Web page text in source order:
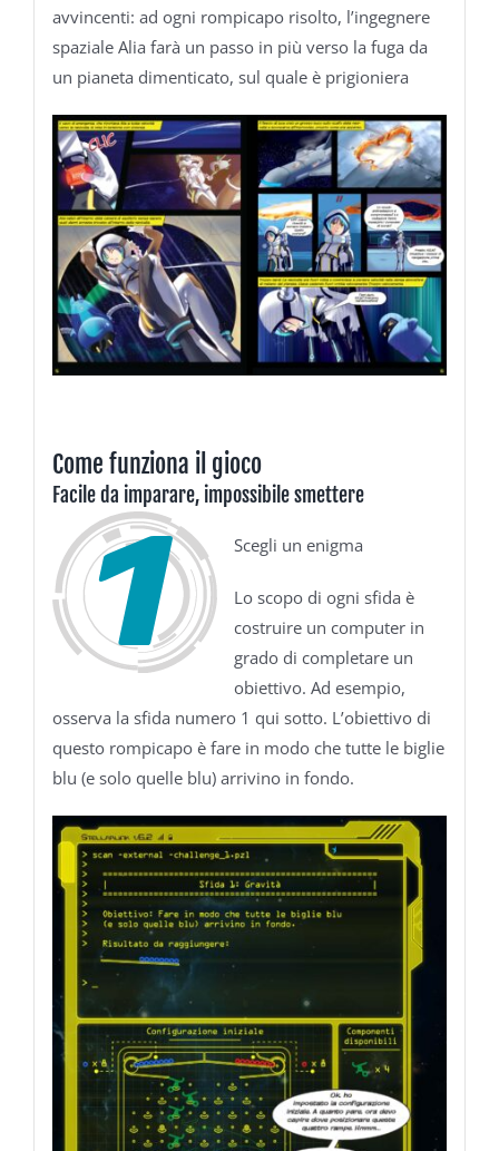
avvincenti: ad ogni rompicapo risolto, l’ingegnere
spaziale Alia farà un passo in più verso la fuga da
un pianeta dimenticato, sul quale è prigioniera
Come funziona il gioco
Facile da imparare, impossibile smettere
Scegli un enigma
Lo scopo di ogni sfida è
costruire un computer in
grado di completare un
obiettivo. Ad esempio,
osserva la sfida numero 1 qui sotto. L’obiettivo di
questo rompicapo è fare in modo che tutte le biglie
blu (e solo quelle blu) arrivino in fondo.